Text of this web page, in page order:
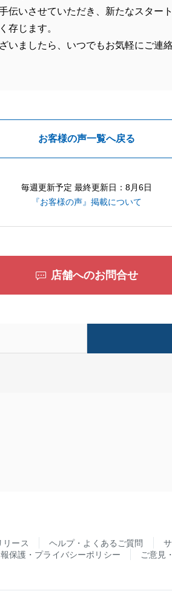
伝いさせていただき、新たなスター
存じます。
いましたら、いつでもお気軽にご連
お客様の声一覧へ戻る
毎週更新予定 最終更新日：8月6日
『お客様の声』掲載について
店舗へのお問合せ
リース ヘルプ・よくあるご質問
保護・プライバシーポリシー ご意見